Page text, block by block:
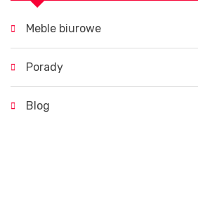
Meble biurowe
Porady
Blog